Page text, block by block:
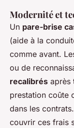
Modernité et
Un pare-brise
(aide à la
comme avant.
ou de
recalibrés après
prestation coûte
dans les
couvrir ces frais